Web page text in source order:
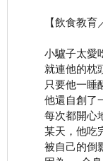
【飲食教育／
小驢子太愛
就連他的枕頭
只要他一睡醒
他還自創了一
每次都開心地
某天，他吃完
被自己的倒影